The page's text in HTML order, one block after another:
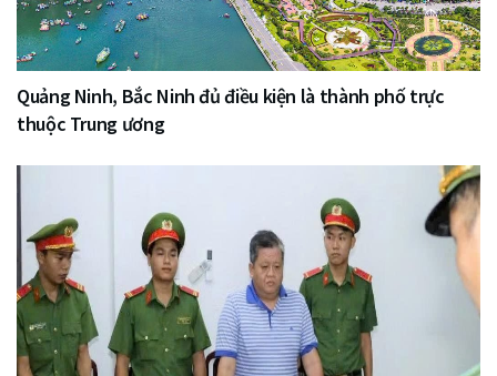
Quảng Ninh, Bắc Ninh đủ điều kiện là thành phố trực
thuộc Trung ương